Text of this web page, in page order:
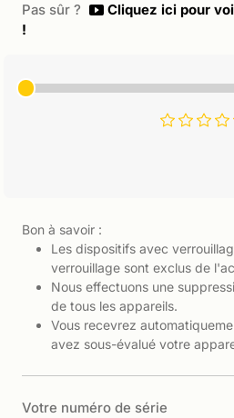
Pas sûr ?
Cliquez ici pour
!
Bon à savoir :
Les dispositifs avec
verrouillage sont exclus de
Nous effectuons une
de tous les appareils.
Vous recevrez
avez sous-évalué votre
Votre numéro de série